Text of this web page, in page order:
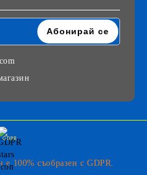
GDPR
100% съобразен с GDPR.